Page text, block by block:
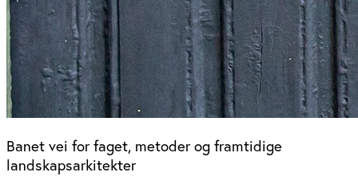
Banet vei for faget, metoder og framtidige
landskapsarkitekter